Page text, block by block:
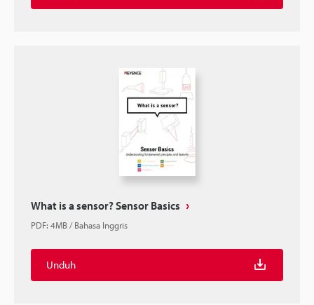
What is a sensor? Sensor Basics
PDF: 4MB/Bahasa Inggris
Unduh